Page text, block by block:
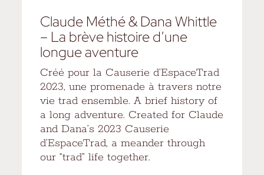
Claude Méthé & Dana Whittle
– La brève histoire d’une
longue aventure
Créé pour la Causerie d’EspaceTrad
2023, une promenade à travers notre
vie trad ensemble. A brief history of
a long adventure. Created for Claude
and Dana’s 2023 Causerie
d’EspaceTrad, a meander through
our “trad” life together.